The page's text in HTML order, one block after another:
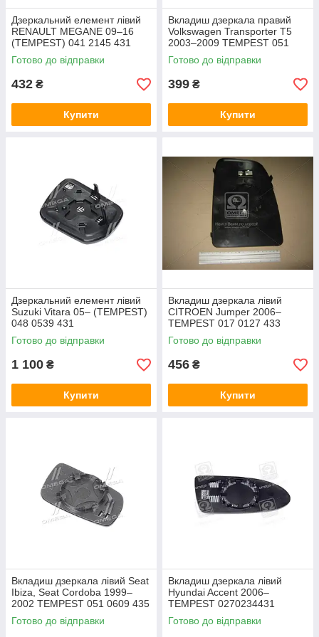
Дзеркальний елемент лівий
RENAULT MEGANE 09–16
(TEMPEST) 041 2145 431
Готово до відправки
432 ₴
Купити
Вкладиш дзеркала правий
Volkswagen Transporter T5
2003–2009 TEMPEST 051
0622 432
Готово до відправки
399 ₴
Купити
Дзеркальний елемент лівий
Suzuki Vitara 05– (TEMPEST)
048 0539 431
Готово до відправки
1 100 ₴
Купити
Вкладиш дзеркала лівий
CITROEN Jumper 2006–
TEMPEST 017 0127 433
Готово до відправки
456 ₴
Купити
Вкладиш дзеркала лівий Seat
Ibiza, Seat Cordoba 1999–
2002 TEMPEST 051 0609 435
Готово до відправки
Вкладиш дзеркала лівий
Hyundai Accent 2006–
TEMPEST 0270234431
Готово до відправки